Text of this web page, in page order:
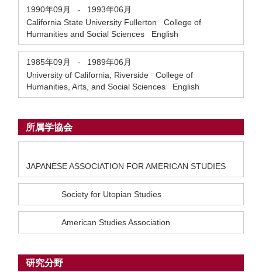
1990年09月 -
1993年06月
California State University Fullerton College of
Humanities and Social Sciences English
1985年09月 -
1989年06月
University of California, Riverside College of
Humanities, Arts, and Social Sciences English
所属学協会
JAPANESE ASSOCIATION FOR AMERICAN STUDIES
Society for Utopian Studies
American Studies Association
研究分野